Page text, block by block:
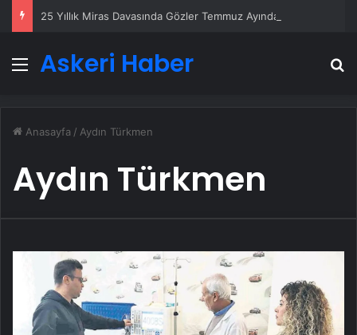
Menü
Askeri Haber
Anasayfa / Aydın Türkmen
Aydın Türkmen